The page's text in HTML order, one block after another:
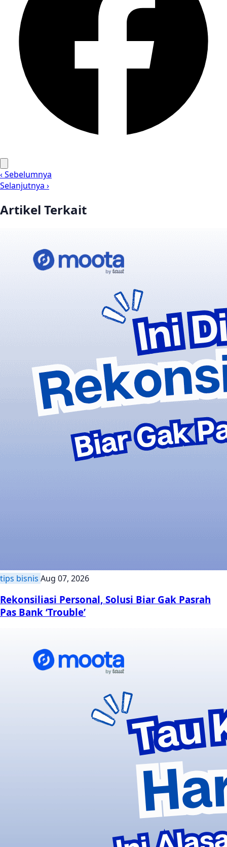
‹ Sebelumnya
Selanjutnya ›
Artikel Terkait
tips bisnis Aug 07, 2026
Rekonsiliasi Personal, Solusi Biar Gak Pasrah
Pas Bank ‘Trouble’